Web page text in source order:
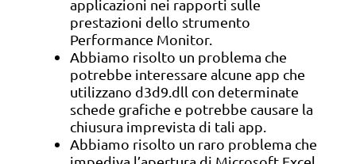
applicazioni nei rapporti sulle
prestazioni dello strumento
Performance Monitor.
Abbiamo risolto un problema che
potrebbe interessare alcune app che
utilizzano d3d9.dll con determinate
schede grafiche e potrebbe causare la
chiusura imprevista di tali app.
Abbiamo risolto un raro problema che